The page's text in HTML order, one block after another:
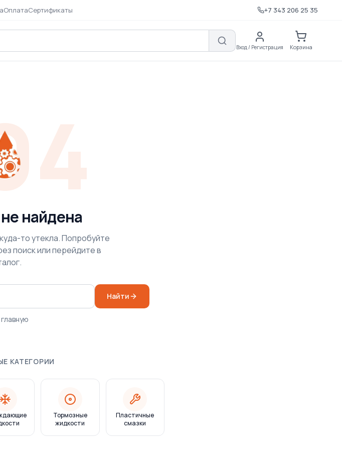
ОплатаСертификаты +7 343 206 25 35
Вход / Регистрация Корзина
найдена
то утекла. Попробуйте
поиск или перейдите в
Найти
КАТЕГОРИИ
Тормозные
жидкости
Пластичные
смазки